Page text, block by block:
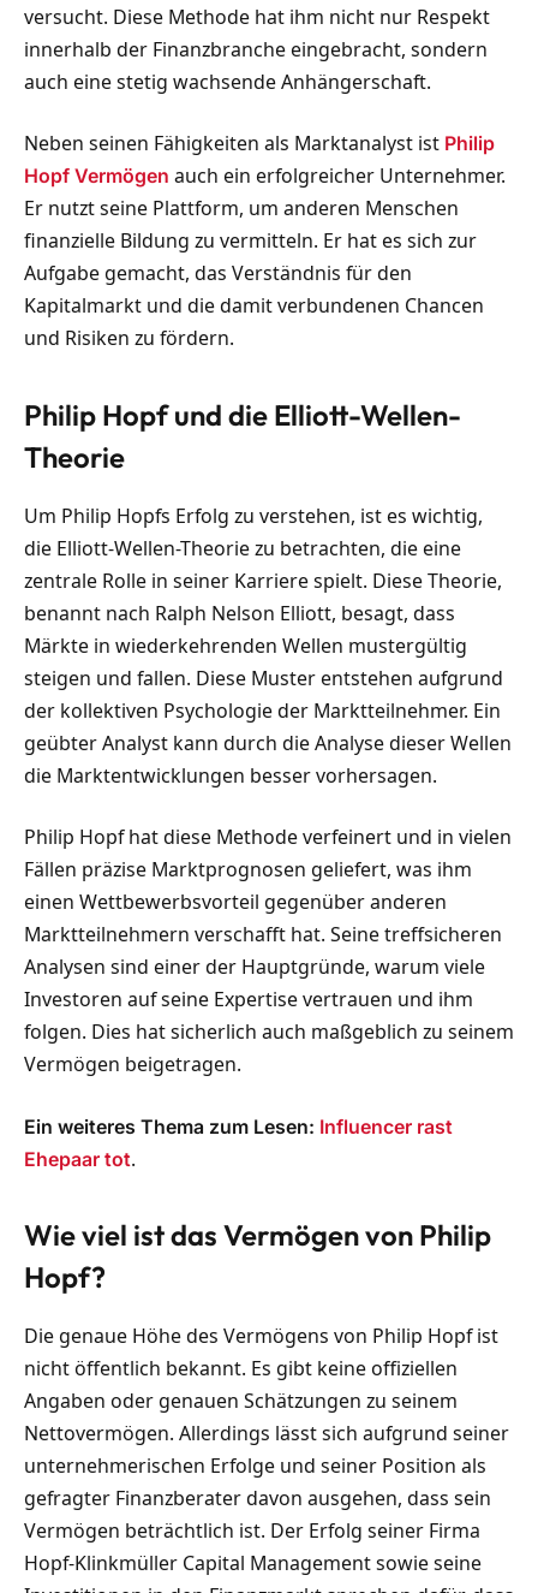
versucht. Diese Methode hat ihm nicht nur Respekt
innerhalb der Finanzbranche eingebracht, sondern
auch eine stetig wachsende Anhängerschaft.
Neben seinen Fähigkeiten als Marktanalyst ist Philip
Hopf Vermögen auch ein erfolgreicher Unternehmer.
Er nutzt seine Plattform, um anderen Menschen
finanzielle Bildung zu vermitteln. Er hat es sich zur
Aufgabe gemacht, das Verständnis für den
Kapitalmarkt und die damit verbundenen Chancen
und Risiken zu fördern.
Philip Hopf und die Elliott-Wellen-
Theorie
Um Philip Hopfs Erfolg zu verstehen, ist es wichtig,
die Elliott-Wellen-Theorie zu betrachten, die eine
zentrale Rolle in seiner Karriere spielt. Diese Theorie,
benannt nach Ralph Nelson Elliott, besagt, dass
Märkte in wiederkehrenden Wellen mustergültig
steigen und fallen. Diese Muster entstehen aufgrund
der kollektiven Psychologie der Marktteilnehmer. Ein
geübter Analyst kann durch die Analyse dieser Wellen
die Marktentwicklungen besser vorhersagen.
Philip Hopf hat diese Methode verfeinert und in vielen
Fällen präzise Marktprognosen geliefert, was ihm
einen Wettbewerbsvorteil gegenüber anderen
Marktteilnehmern verschafft hat. Seine treffsicheren
Analysen sind einer der Hauptgründe, warum viele
Investoren auf seine Expertise vertrauen und ihm
folgen. Dies hat sicherlich auch maßgeblich zu seinem
Vermögen beigetragen.
Ein weiteres Thema zum Lesen: Influencer rast
Ehepaar tot.
Wie viel ist das Vermögen von Philip
Hopf?
Die genaue Höhe des Vermögens von Philip Hopf ist
nicht öffentlich bekannt. Es gibt keine offiziellen
Angaben oder genauen Schätzungen zu seinem
Nettovermögen. Allerdings lässt sich aufgrund seiner
unternehmerischen Erfolge und seiner Position als
gefragter Finanzberater davon ausgehen, dass sein
Vermögen beträchtlich ist. Der Erfolg seiner Firma
Hopf-Klinkmüller Capital Management sowie seine